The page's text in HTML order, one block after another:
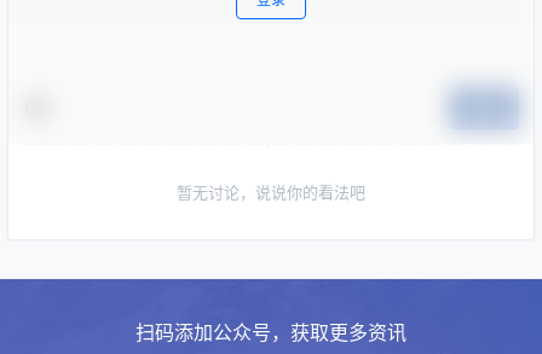
暂无讨论，说说你的看法吧
扫码添加公众号，获取更多资讯